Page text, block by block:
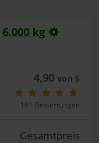
6.000 kg
4,90 von 5
191 Bewertungen
Gesamtpreis